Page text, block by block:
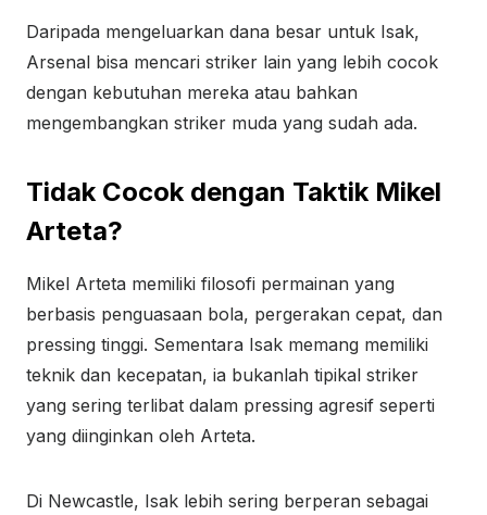
Daripada mengeluarkan dana besar untuk Isak,
Arsenal bisa mencari striker lain yang lebih cocok
dengan kebutuhan mereka atau bahkan
mengembangkan striker muda yang sudah ada.
Tidak Cocok dengan Taktik Mikel
Arteta?
Mikel Arteta memiliki filosofi permainan yang
berbasis penguasaan bola, pergerakan cepat, dan
pressing tinggi. Sementara Isak memang memiliki
teknik dan kecepatan, ia bukanlah tipikal striker
yang sering terlibat dalam pressing agresif seperti
yang diinginkan oleh Arteta.
Di Newcastle, Isak lebih sering berperan sebagai